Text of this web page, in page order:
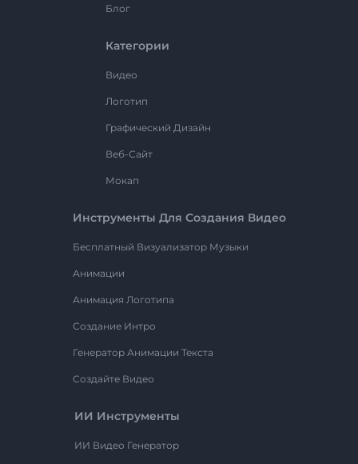
Блог
Категории
Видео
Логотип
Графический Дизайн
Веб-Сайт
Мокап
Инструменты Для Создания Видео
Бесплатный Визуализатор Музыки
Анимации
Анимация Логотипа
Создание Интро
Генератор Анимации Текста
Создайте Видео
ИИ Инструменты
ИИ Видео Генератор